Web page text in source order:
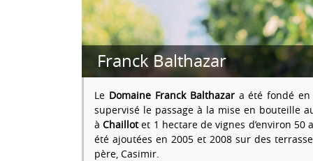
Franck Balthazar
Le Domaine Franck Balthazara été fondé en
supervisé le passage à la mise en bouteille
àChaillotet 1 hectare de vignes d’environ 50
été ajoutées en 2005 et 2008 sur des
père, Casimir.